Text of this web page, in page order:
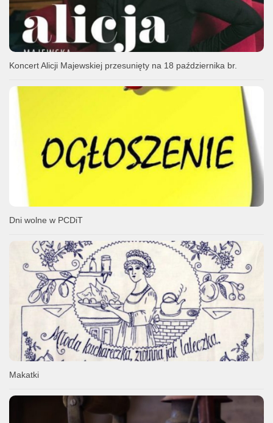
Koncert Alicji Majewskiej przesunięty na 18 października br.
Dni wolne w PCDiT
Makatki